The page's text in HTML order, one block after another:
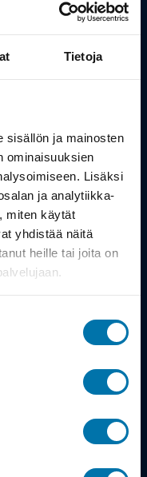
Tietoja
sisällön ja mainosten
ominaisuuksien
Lisäksi
ja analytiikka-
miten käytät
yhdistää näitä
heille tai joita on